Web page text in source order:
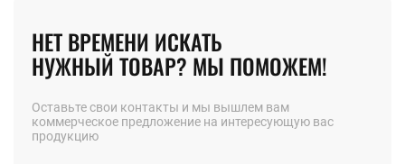
НЕТ ВРЕМЕНИ ИСКАТЬ
НУЖНЫЙ ТОВАР? МЫ ПОМОЖЕМ!
Оставьте свои контакты и мы вышлем вам
коммерческое предложение на интересующую вас
продукцию